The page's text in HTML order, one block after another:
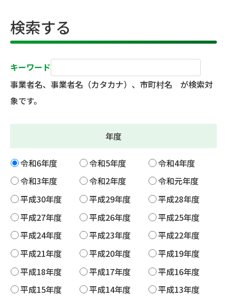
検索する
キーワード
事業者名、事業者名（カタカナ）、市町村名 が検索対
象です。
年度
令和6年度 令和5年度
令和4年度
令和3年度
令和2年度
令和元年度
平成30年度
平成29年度
平成28年度
平成27年度
平成26年度
平成25年度
平成24年度
平成23年度
平成22年度
平成21年度
平成20年度
平成19年度
平成18年度
平成17年度
平成16年度
平成15年度
平成14年度
平成13年度